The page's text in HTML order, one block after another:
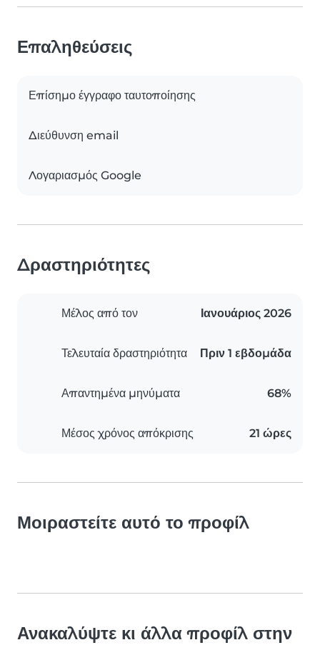
Επαληθεύσεις
Επίσημο έγγραφο ταυτοποίησης
Διεύθυνση email
Λογαριασμός Google
Δραστηριότητες
Μέλος από τον Ιανουάριος 2026
Τελευταία δραστηριότητα Πριν 1 εβδομάδα
Απαντημένα μηνύματα 68%
Μέσος χρόνος απόκρισης 21 ώρες
Μοιραστείτε αυτό το προφίλ
Ανακαλύψτε κι άλλα προφίλ στην